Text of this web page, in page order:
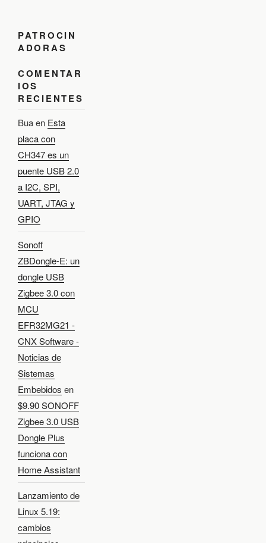
PATROCIN
ADORAS
COMENTAR
IOS
RECIENTES
Buaen Esta
placa con
CH347 es un
puente USB 2.0
a I2C, SPI,
UART, JTAG y
GPIO
Sonoff
ZBDongle-E: un
dongle USB
Zigbee 3.0 con
MCU
EFR32MG21 -
CNX Software -
Noticias de
Sistemas
Embebidos en
$9.90 SONOFF
Zigbee 3.0 USB
Dongle Plus
funciona con
Home Assistant
Lanzamiento de
Linux 5.19:
cambios